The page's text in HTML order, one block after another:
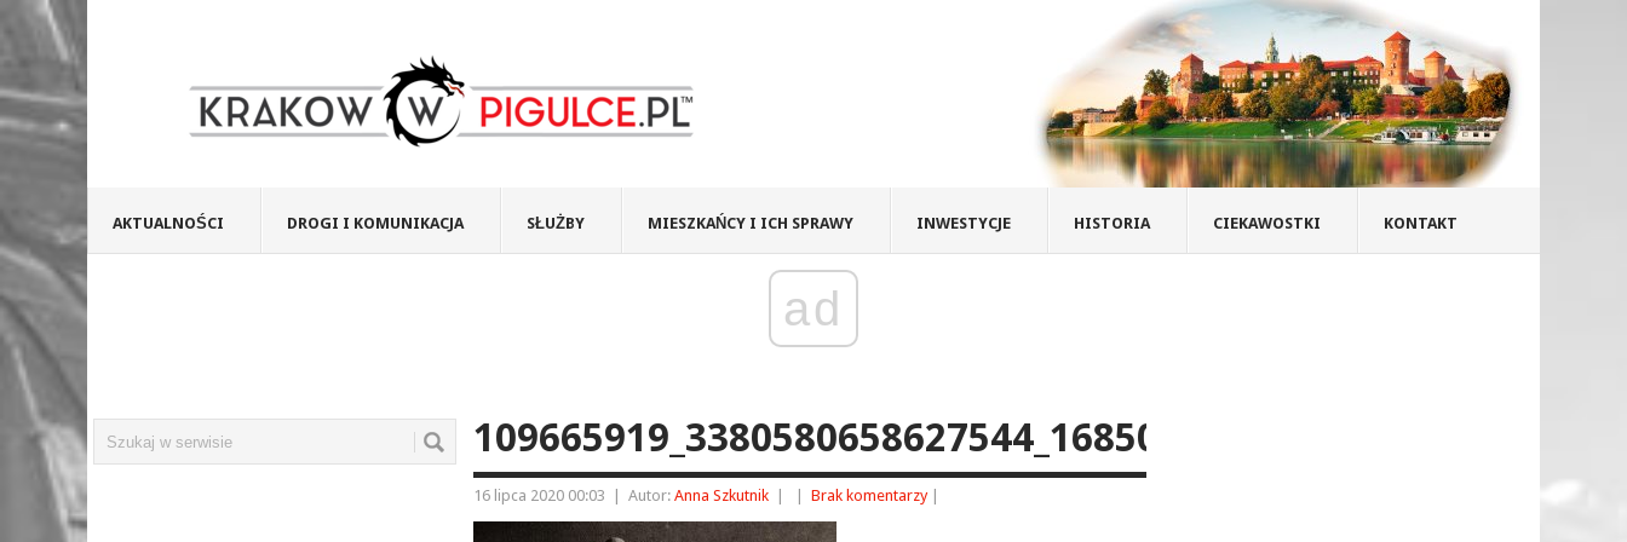
AKTUALNOŚCI DROGI I KOMUNIKACJA SŁUŻBY MIESZKAŃCY I ICH SPRAWY INWESTYCJE HISTORIA CIEKAWOSTKI KONTAKT
ad
109665919_3380580658627544_168500809884746691_O
16 lipca 2020 00:03 Autor: Anna Szkutnik Brak komentarzy